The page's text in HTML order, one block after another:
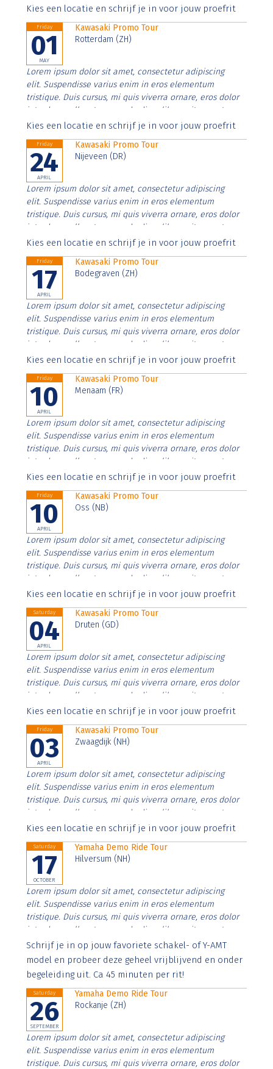
Aenean faucibus nibh et justo cursus id rutrum lorem
Kies een locatie en schrijf je in voor jouw proefrit
Friday
01
MAY
Kawasaki Promo Tour
Rotterdam (ZH)
Lorem ipsum dolor sit amet, consectetur adipiscing
elit. Suspendisse varius enim in eros elementum
tristique. Duis cursus, mi quis viverra ornare, eros dolor
interdum nulla, ut commodo diam libero vitae erat.
Aenean faucibus nibh et justo cursus id rutrum lorem
Kies een locatie en schrijf je in voor jouw proefrit
Friday
24
APRIL
Kawasaki Promo Tour
Nijeveen (DR)
Lorem ipsum dolor sit amet, consectetur adipiscing
elit. Suspendisse varius enim in eros elementum
tristique. Duis cursus, mi quis viverra ornare, eros dolor
interdum nulla, ut commodo diam libero vitae erat.
Aenean faucibus nibh et justo cursus id rutrum lorem
Kies een locatie en schrijf je in voor jouw proefrit
Friday
17
APRIL
Kawasaki Promo Tour
Bodegraven (ZH)
Lorem ipsum dolor sit amet, consectetur adipiscing
elit. Suspendisse varius enim in eros elementum
tristique. Duis cursus, mi quis viverra ornare, eros dolor
interdum nulla, ut commodo diam libero vitae erat.
Aenean faucibus nibh et justo cursus id rutrum lorem
Kies een locatie en schrijf je in voor jouw proefrit
Friday
10
APRIL
Kawasaki Promo Tour
Menaam (FR)
Lorem ipsum dolor sit amet, consectetur adipiscing
elit. Suspendisse varius enim in eros elementum
tristique. Duis cursus, mi quis viverra ornare, eros dolor
interdum nulla, ut commodo diam libero vitae erat.
Aenean faucibus nibh et justo cursus id rutrum lorem
Kies een locatie en schrijf je in voor jouw proefrit
Friday
10
APRIL
Kawasaki Promo Tour
Oss (NB)
Lorem ipsum dolor sit amet, consectetur adipiscing
elit. Suspendisse varius enim in eros elementum
tristique. Duis cursus, mi quis viverra ornare, eros dolor
interdum nulla, ut commodo diam libero vitae erat.
Aenean faucibus nibh et justo cursus id rutrum lorem
Kies een locatie en schrijf je in voor jouw proefrit
Saturday
04
APRIL
Kawasaki Promo Tour
Druten (GD)
Lorem ipsum dolor sit amet, consectetur adipiscing
elit. Suspendisse varius enim in eros elementum
tristique. Duis cursus, mi quis viverra ornare, eros dolor
interdum nulla, ut commodo diam libero vitae erat.
Aenean faucibus nibh et justo cursus id rutrum lorem
Kies een locatie en schrijf je in voor jouw proefrit
Friday
03
APRIL
Kawasaki Promo Tour
Zwaagdijk (NH)
Lorem ipsum dolor sit amet, consectetur adipiscing
elit. Suspendisse varius enim in eros elementum
tristique. Duis cursus, mi quis viverra ornare, eros dolor
interdum nulla, ut commodo diam libero vitae erat.
Aenean faucibus nibh et justo cursus id rutrum lorem
Kies een locatie en schrijf je in voor jouw proefrit
Saturday
17
OCTOBER
Yamaha Demo Ride Tour
Hilversum (NH)
Lorem ipsum dolor sit amet, consectetur adipiscing
elit. Suspendisse varius enim in eros elementum
tristique. Duis cursus, mi quis viverra ornare, eros dolor
interdum nulla, ut commodo diam libero vitae erat.
Aenean faucibus nibh et justo cursus id rutrum lorem
imperdiet. Nunc ut sem vitae risus tristique posuere.
Schrijf je in op jouw favoriete schakel- of Y-AMT
model en probeer deze geheel vrijblijvend en onder
begeleiding uit. Ca 45 minuten per rit!
Saturday
26
SEPTEMBER
Yamaha Demo Ride Tour
Rockanje (ZH)
Lorem ipsum dolor sit amet, consectetur adipiscing
elit. Suspendisse varius enim in eros elementum
tristique. Duis cursus, mi quis viverra ornare, eros dolor